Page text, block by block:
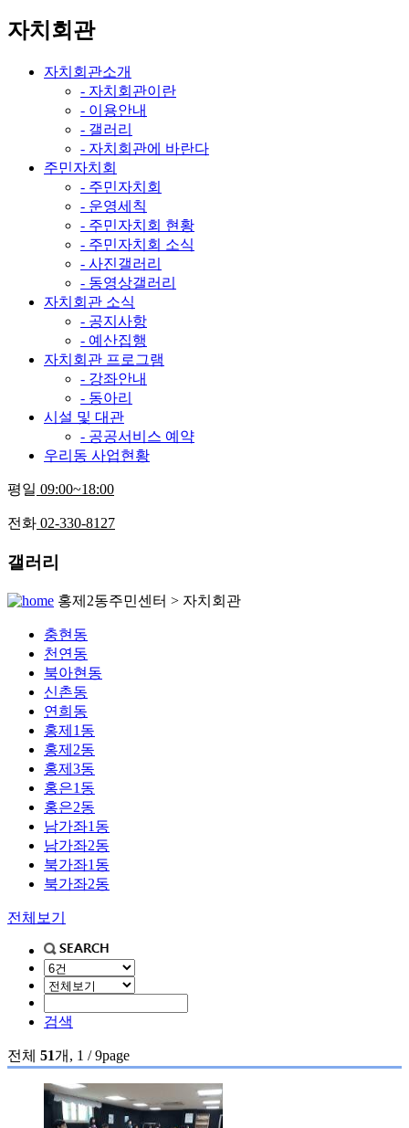
자치회관
자치회관소개
- 자치회관이란
- 이용안내
- 갤러리
- 자치회관에 바란다
주민자치회
- 주민자치회
- 운영세칙
- 주민자치회 현황
- 주민자치회 소식
- 사진갤러리
- 동영상갤러리
자치회관 소식
- 공지사항
- 예산집행
자치회관 프로그램
- 강좌안내
- 동아리
시설 및 대관
- 공공서비스 예약
우리동 사업현황
평일 09:00~18:00
전화 02-330-8127
갤러리
홍제2동주민센터 > 자치회관
충현동
천연동
북아현동
신촌동
연희동
홍제1동
홍제2동
홍제3동
홍은1동
홍은2동
남가좌1동
남가좌2동
북가좌1동
북가좌2동
전체보기
검색
전체 51개, 1 / 9page